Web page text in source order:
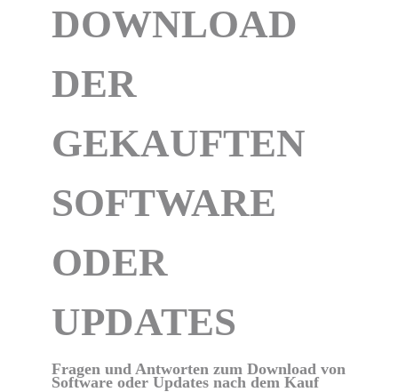
DOWNLOAD
DER
GEKAUFTEN
SOFTWARE
ODER
UPDATES
Fragen und Antworten zum Download von
Software oder Updates nach dem Kauf